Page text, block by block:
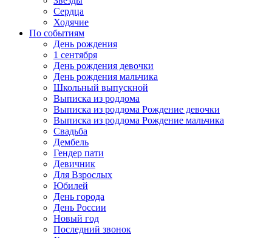
Сердца
Ходячие
По событиям
День рождения
1 сентября
День рождения девочки
День рождения мальчика
Школьный выпускной
Выписка из роддома
Выписка из роддома Рождение девочки
Выписка из роддома Рождение мальчика
Свадьба
Дембель
Гендер пати
Девичник
Для Взрослых
Юбилей
День города
День России
Новый год
Последний звонок